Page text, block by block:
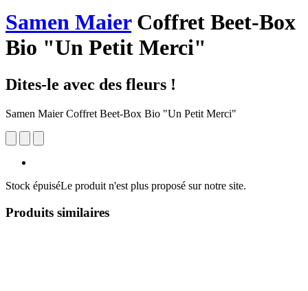
Samen MaierCoffret Beet-Box
Bio "Un Petit Merci"
Dites-le avec des fleurs !
Samen Maier Coffret Beet-Box Bio "Un Petit Merci"
Stock épuiséLe produit n'est plus proposé sur notre site.
Produits similaires